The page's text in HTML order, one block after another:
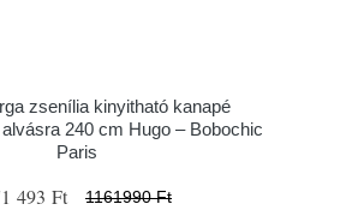
zsenília kinyitható kanapé
240 cm Hugo – Bobochic
Paris
493 Ft 1161990 Ft